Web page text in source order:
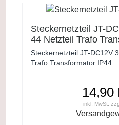
Steckernetzteil JT-
44 Netzteil Trafo
Steckernetzteil JT-DC12V
Trafo Transformator IP44
14,90
inkl. MwSt.